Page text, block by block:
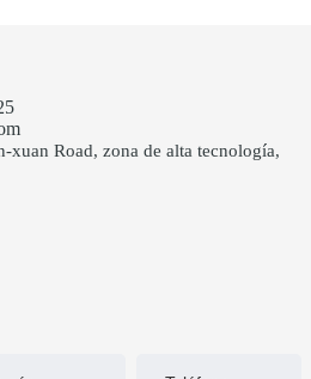
xuan Road, zona de alta tecnología,